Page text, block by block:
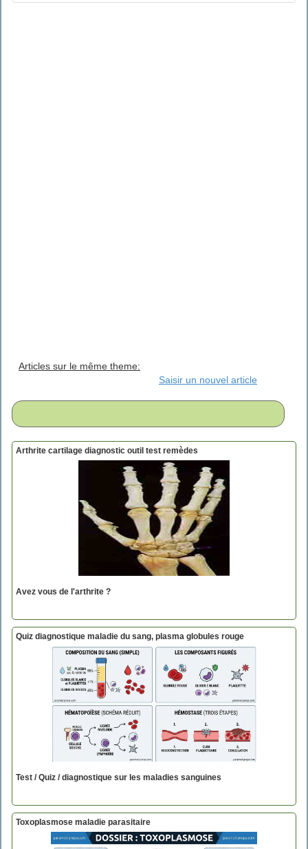
Articles sur le même theme:
Saisir un nouvel article
Arthrite cartilage diagnostic outil test remèdes
Avez vous de l'arthrite ?
Quiz diagnostique maladie du sang, plasma globules rouge
Test / Quiz / diagnostique sur les maladies sanguines
Toxoplasmose maladie parasitaire